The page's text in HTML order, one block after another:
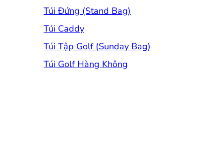
Túi Đứng (Stand Bag)
Túi Caddy
Túi Tập Golf (Sunday Bag)
Túi Golf Hàng Không